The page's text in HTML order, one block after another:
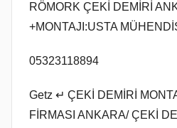
RÖMORK ÇEKİ DEMİRİ
+MONTAJI:USTA
05323118894
Getz ↵ ÇEKİ DEMİRİ
FİRMASI ANKARA/ ÇEKİ